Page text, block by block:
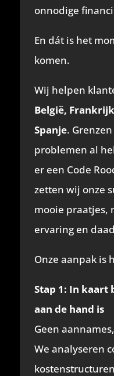
onnodige
En dát is het
komen.
Wij helpen
België,
Spanje.
problemen al
er een Code
zetten wij onze
mooie praatjes,
ervaring en
Onze aanpak is
Stap 1: In kaart
aan de hand is
Geen
We analyseren